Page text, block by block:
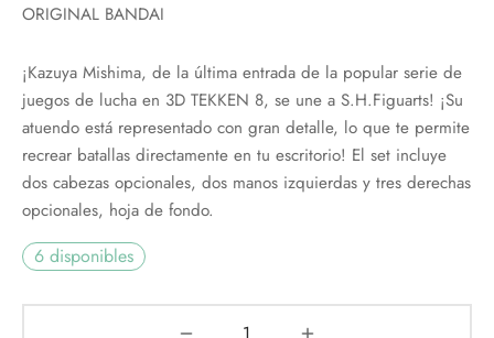
ORIGINAL BANDAI
¡Kazuya Mishima, de la última entrada de la popular serie de
juegos de lucha en 3D TEKKEN 8, se une a S.H.Figuarts! ¡Su
atuendo está representado con gran detalle, lo que te permite
recrear batallas directamente en tu escritorio! El set incluye
dos cabezas opcionales, dos manos izquierdas y tres derechas
opcionales, hoja de fondo.
6 disponibles